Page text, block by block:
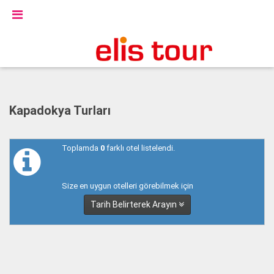
Kapadokya Turları
Toplamda 0farklı otel listelendi.
Size en uygun otelleri görebilmek için
Tarih Belirterek Arayın